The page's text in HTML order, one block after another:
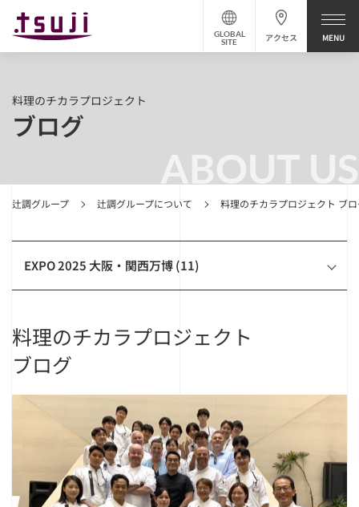
アクセス
GLOBAL
SITE
ABOUT US
辻調グループ 辻調グループについて 料理のチカラプロジェクト ブ
料理のチカラプロジェクト
ブログ
EXPO 2025 大阪・関西万博 (11)
料理のチカラプロジェクト
ブログ